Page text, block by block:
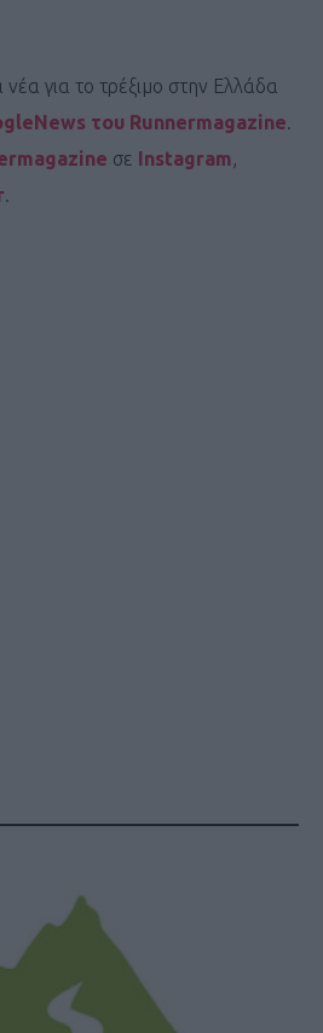
για το τρέξιμο στην Ελλάδα
του Runnermagazine.
σε Instagram,
.